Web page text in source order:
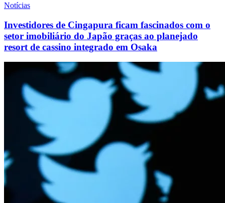
Notícias
Investidores de Cingapura ficam fascinados com o
setor imobiliário do Japão graças ao planejado
resort de cassino integrado em Osaka